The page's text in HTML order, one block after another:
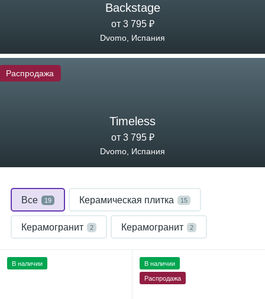
Backstage
от 3 795 ₽
Dvomo, Испания
Timeless
от 3 795 ₽
Dvomo, Испания
Распродажа
Все 19 Керамическая плитка 15
Керамогранит 2 Керамогранит 2
В наличии В наличии
Распродажа